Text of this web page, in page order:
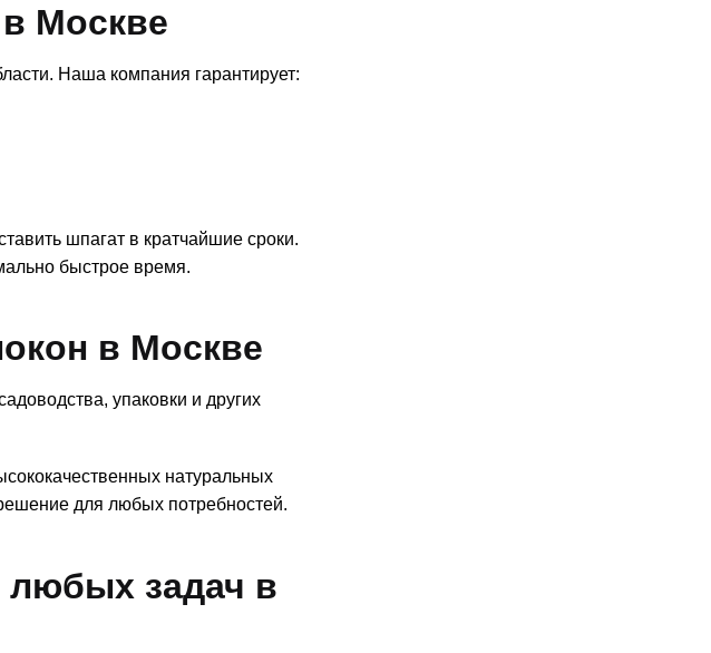
Москве
Наша компания гарантирует:
шпагат в кратчайшие сроки.
быстрое время.
в Москве
упаковки и других
натуральных
для любых потребностей.
задач в